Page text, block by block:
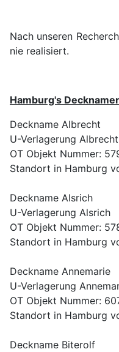
Nach unseren
nie realisiert.
Hamburg's
Deckname Albrecht
U-Verlagerung Albrecht
OT Objekt Nummer:
Standort in Hamburg
Deckname Alsrich
U-Verlagerung Alsrich
OT Objekt Nummer:
Standort in Hamburg
Deckname Annemarie
U-Verlagerung
OT Objekt Nummer:
Standort in Hamburg
Deckname Biterolf